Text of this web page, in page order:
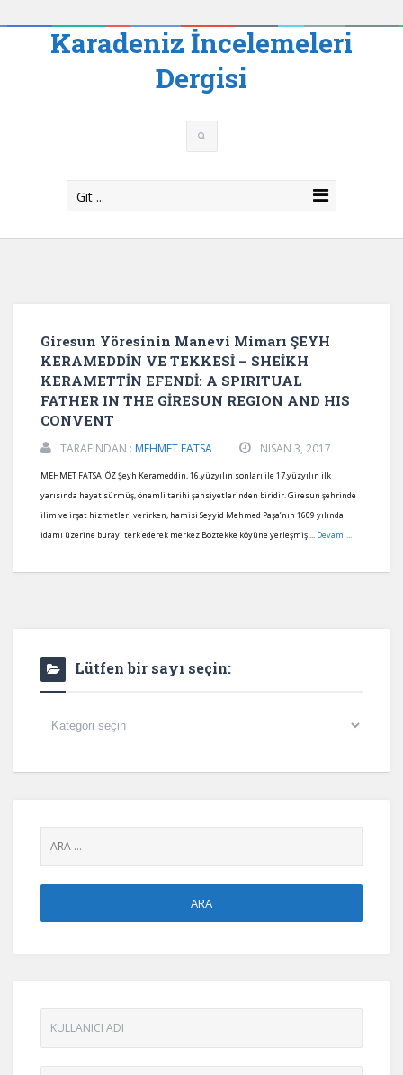
Karadeniz İncelemeleri
Dergisi
Git ...
Giresun Yöresinin Manevi Mimarı ŞEYH
KERAMEDDİN VE TEKKESİ – SHEİKH
KERAMETTİN EFENDİ: A SPIRITUAL
FATHER IN THE GİRESUN REGION AND HIS
CONVENT
TARAFINDAN : MEHMET FATSA NISAN 3, 2017
MEHMET FATSA ÖZ Şeyh Kerameddin, 16.yüzyılın sonları ile 17.yüzyılın ilk
yarısında hayat sürmüş, önemli tarihi şahsiyetlerinden biridir. Giresun şehrinde
ilim ve irşat hizmetleri verirken, hamisi Seyyid Mehmed Paşa’nın 1609 yılında
idamı üzerine burayı terk ederek merkez Boztekke köyüne yerleşmiş ... Devamı...
Lütfen bir sayı seçin:
Lütfen